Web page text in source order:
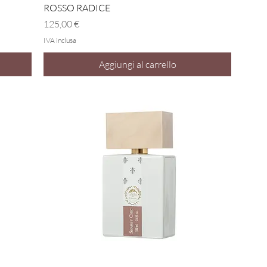
ROSSO RADICE
Prezzo
125,00 €
IVA inclusa
Aggiungi al carrello